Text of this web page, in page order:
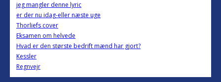
jeg mangler denne lyric
er der nu idag-eller næste uge
Thorliefs cover
Eksamen om helvede
Hvad er den største bedrift mænd har gjort?
Kessler
Regnvejr